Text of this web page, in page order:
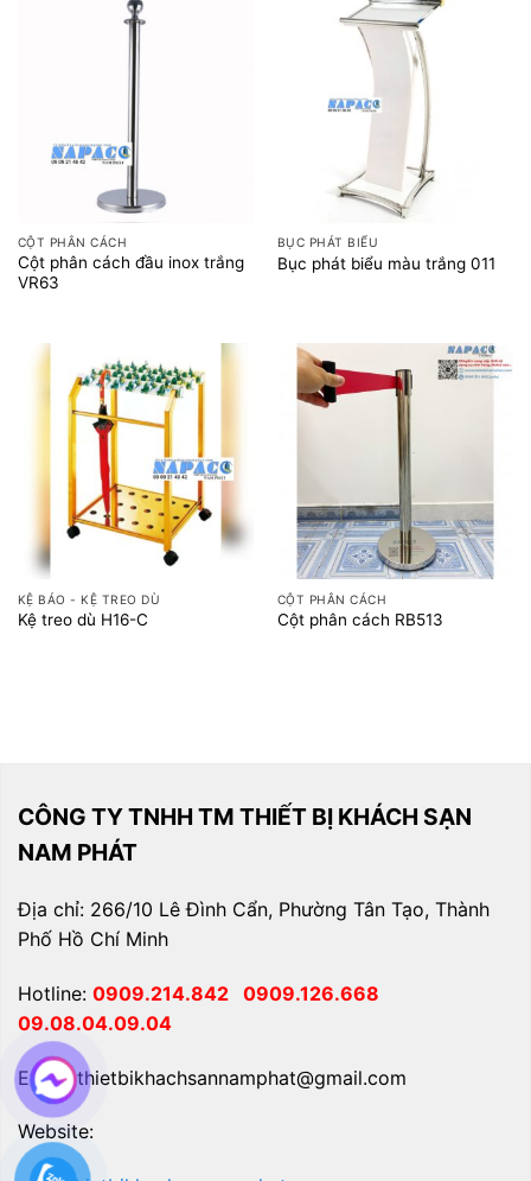
CỘT PHÂN CÁCH
Cột phân cách đầu inox trắng
VR63
BỤC PHÁT BIỂU
Bục phát biểu màu trắng 011
KỆ BÁO - KỆ TREO DÙ
Kệ treo dù H16-C
CỘT PHÂN CÁCH
Cột phân cách RB513
CÔNG TY TNHH TM THIẾT BỊ KHÁCH SẠN
NAM PHÁT
Địa chỉ: 266/10 Lê Đình Cẩn, Phường Tân Tạo, Thành
Phố Hồ Chí Minh
Hotline: 0909.214.842 0909.126.668
09.08.04.09.04
Email: thietbikhachsannamphat@gmail.com
Website: